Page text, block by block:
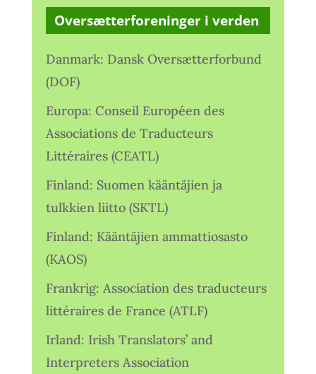
Oversætterforeninger i verden
Danmark: Dansk Oversætterforbund
(DOF)
Europa: Conseil Européen des
Associations de Traducteurs
Littéraires (CEATL)
Finland: Suomen kääntäjien ja
tulkkien liitto (SKTL)
Finland: Kääntäjien ammattiosasto
(KAOS)
Frankrig: Association des traducteurs
littéraires de France (ATLF)
Irland: Irish Translators’ and
Interpreters Association